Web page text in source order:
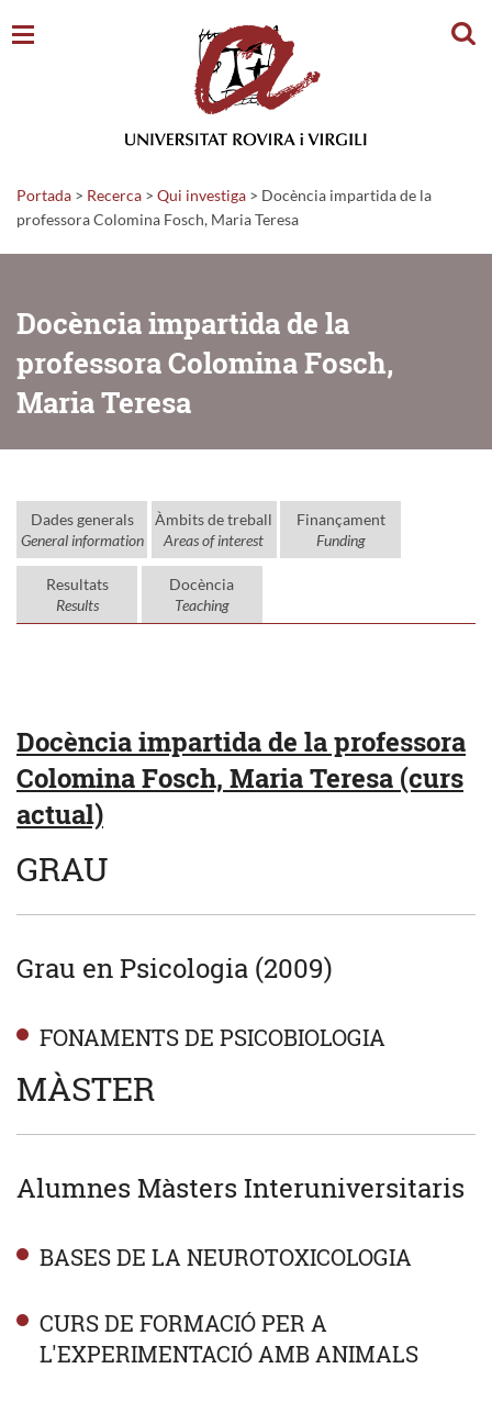
Portada > Recerca > Qui investiga > Docència impartida de la
professora Colomina Fosch, Maria Teresa
Docència impartida de la
professora Colomina Fosch,
Maria Teresa
Dades generals
General information
Àmbits de treball
Areas of interest
Finançament
Funding
Resultats
Results
Docència
Teaching
Docència impartida de la professora
Colomina Fosch, Maria Teresa (curs
actual)
GRAU
Grau en Psicologia (2009)
FONAMENTS DE PSICOBIOLOGIA
MÀSTER
Alumnes Màsters Interuniversitaris
BASES DE LA NEUROTOXICOLOGIA
CURS DE FORMACIÓ PER A
L'EXPERIMENTACIÓ AMB ANIMALS